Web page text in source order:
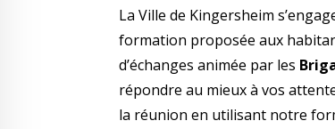
La Ville de Kingersheim
formation proposée aux
d’échanges animée par les
répondre au mieux à vos
la réunion en utilisant notre